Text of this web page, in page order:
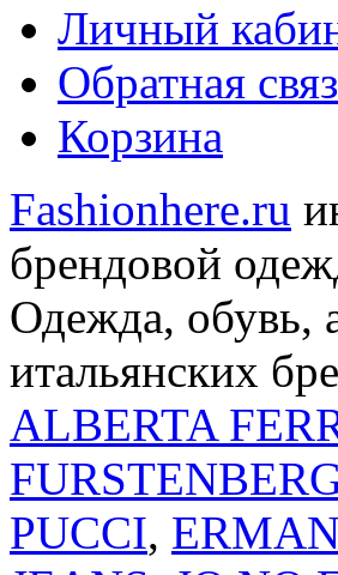
Личный
Обратная
Корзина
Fashionhere.ru
брендовой
Одежда, обувь,
итальянских
ALBERTA
PUCCI,